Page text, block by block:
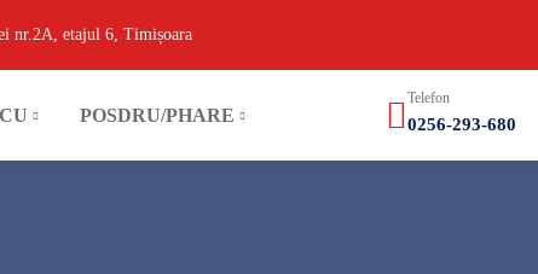
nr.2A, etajul 6, Timișoara
POSDRU/PHARE
Telefon
0256-293-680